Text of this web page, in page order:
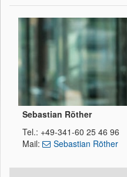
Sebastian Röther
Tel.: +49-341-60 25 46 96
Mail:
Sebastian Röther